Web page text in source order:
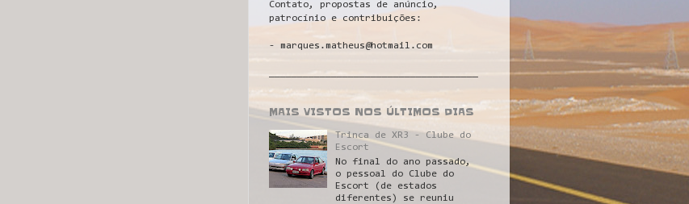
Contato, propostas de anúncio,
patrocínio e contribuições:
- marques.matheus@hotmail.com
MAIS VISTOS NOS ÚLTIMOS DIAS
Trinca de XR3 - Clube do
Escort
No final do ano passado,
o pessoal do Clube do
Escort (de estados
diferentes) se reuniu